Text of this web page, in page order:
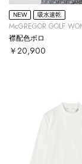
NEW 吸水速乾
McGREGOR GOLF
襟配色ポロ
￥20,900